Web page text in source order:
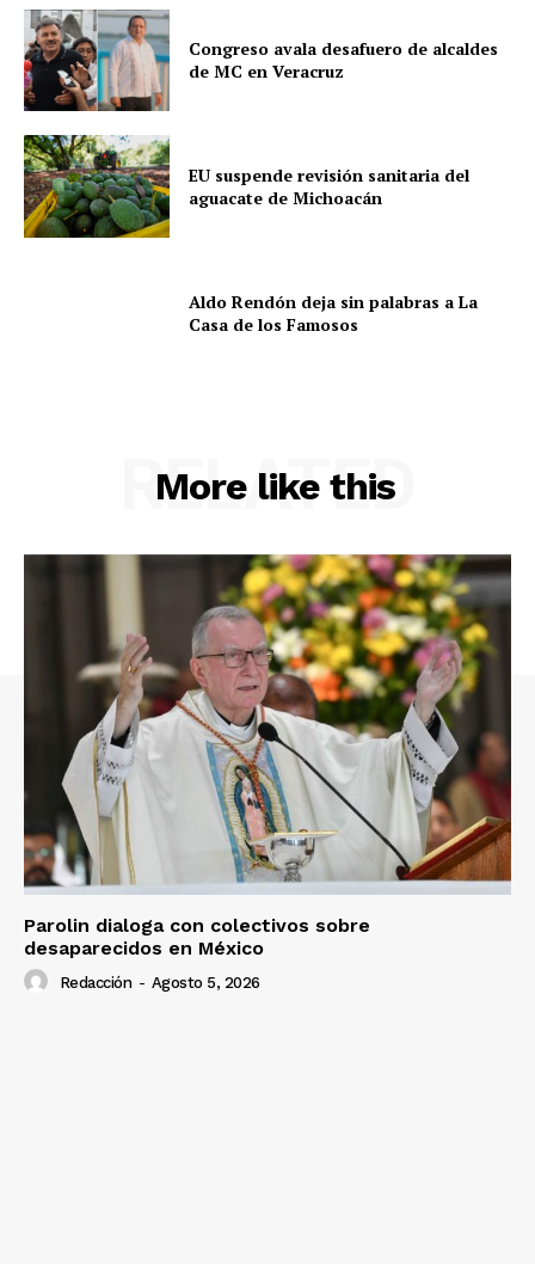
Congreso avala desafuero de alcaldes
de MC en Veracruz
EU suspende revisión sanitaria del
aguacate de Michoacán
Aldo Rendón deja sin palabras a La
Casa de los Famosos
More like this
RELATED
Parolin dialoga con colectivos sobre
desaparecidos en México
Redacción - Agosto 5, 2026